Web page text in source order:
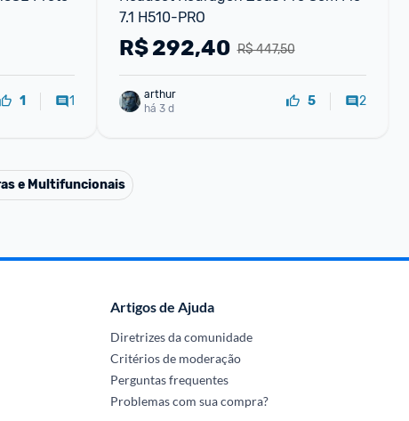
1 1
7.1 H510-PRO
R$ 447,50
R$292,40
arthur
há 3 d
5 2
e Multifuncionais
Artigos de Ajuda
Diretrizes da comunidade
Critérios de moderação
Perguntas frequentes
Problemas com sua compra?